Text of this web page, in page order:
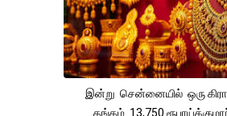
இன்று சென்னையில் ஒரு
தங்கம் 13,750